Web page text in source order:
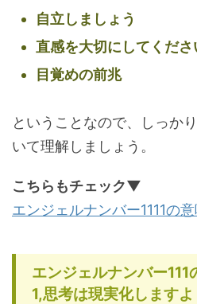
自立しましょう
直感を大切にしてくださ
目覚めの前兆
ということなので、しっか
いて理解しましょう。
こちらもチェック▼
エンジェルナンバー1111の
エンジェルナンバー
1,思考は現実化しますよ